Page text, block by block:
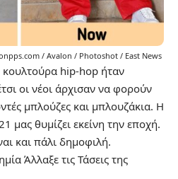
/ Avalon / Photoshot / East News
κουλτούρα hip-hop ήταν
οι νέοι άρχισαν να φορούν
μπλούζες και μπλουζάκια. Η
μας θυμίζει εκείνη την εποχή.
και πάλι δημοφιλή.
Άλλαξε τις Τάσεις της